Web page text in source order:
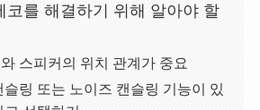
코를 해결하기 위해 알아야 할
스피커의 위치 관계가 중요
슬링 또는 노이즈 캔슬링 기능이 있